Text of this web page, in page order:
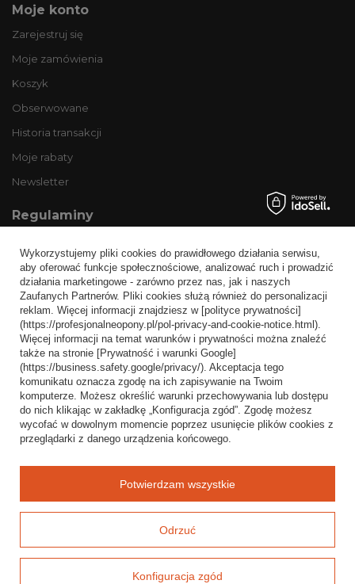
Moje konto
Zarejestruj się
Moje zamówienia
Koszyk
Obserwowane
Historia transakcji
Moje rabaty
Newsletter
Regulaminy
Wysyłka
Sposoby płatności i prowizje
Regulamin
Polityka prywatności
Odstąpienie od umowy
Popularne kategorie
Opony bezdętkowe
Opony dętkowe
Wykorzystujemy pliki cookies do prawidłowego działania serwisu,
aby oferować funkcje społecznościowe, analizować ruch i prowadzić
działania marketingowe - zarówno przez nas, jak i naszych
Zaufanych Partnerów. Pliki cookies służą również do personalizacji
reklam. Więcej informacji znajdziesz w [polityce prywatności]
(https://profesjonalneopony.pl/pol-privacy-and-cookie-notice.html).
Więcej informacji na temat warunków i prywatności można znaleźć
także na stronie [Prywatność i warunki Google]
(https://business.safety.google/privacy/). Akceptacja tego
komunikatu oznacza zgodę na ich zapisywanie na Twoim
komputerze. Możesz określić warunki przechowywania lub dostępu
do nich klikając w zakładkę „Konfiguracja zgód”. Zgodę możesz
wycofać w dowolnym momencie poprzez usunięcie plików cookies z
przeglądarki z danego urządzenia końcowego.
Odrzuć
Konfiguracja zgód
Potwierdzam wszystkie